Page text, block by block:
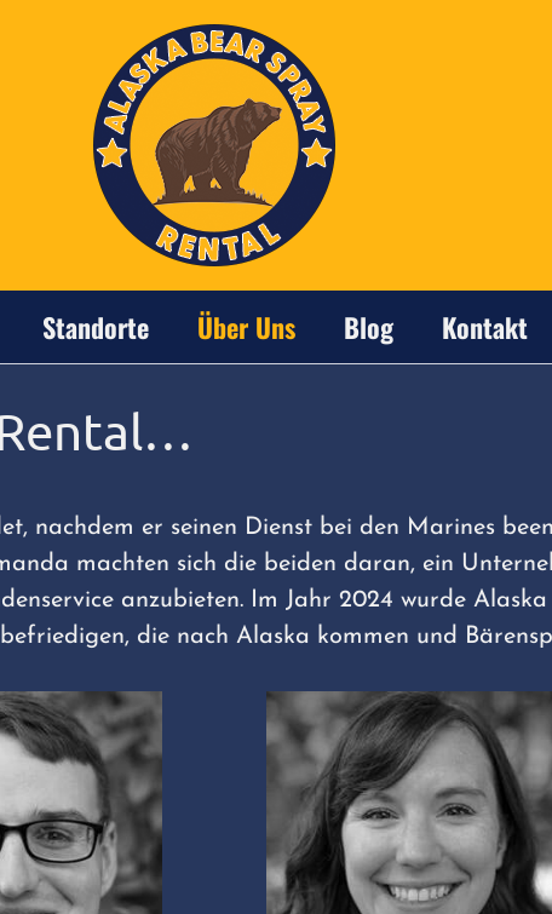
Standorte Über Uns Blog Kontakt
nachdem er seinen Dienst bei den Marines
machten sich die beiden daran, ein
anzubieten. Im Jahr 2024 wurde
die nach Alaska kommen und